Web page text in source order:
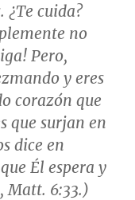
¿Te cuida?
no
Pero,
y eres
corazón que
que surjan en
dice en
Él espera y
Matt. 6:33.)